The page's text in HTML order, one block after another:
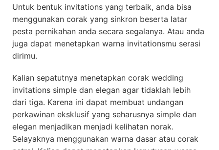
Untuk bentuk invitations yang terbaik, anda bisa
menggunakan corak yang sinkron beserta latar
pesta pernikahan anda secara segalanya. Atau anda
juga dapat menetapkan warna invitationsmu serasi
dirimu.
Kalian sepatutnya menetapkan corak wedding
invitations simple dan elegan agar tidaklah lebih
dari tiga. Karena ini dapat membuat undangan
perkawinan eksklusif yang seharusnya simple dan
elegan menjadikan menjadi kelihatan norak.
Selayaknya menggunakan warna dasar atau corak